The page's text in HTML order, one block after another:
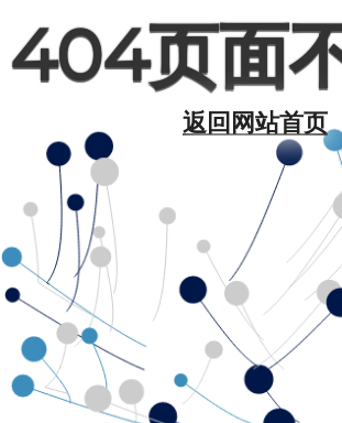
404页面
返回网站首页